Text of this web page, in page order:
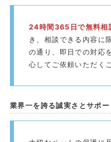
24時間365日で無料相
き、相談できる内容に
の通り、即日での対応
心してご依頼いただく
業界一を誇る誠実さとサポー